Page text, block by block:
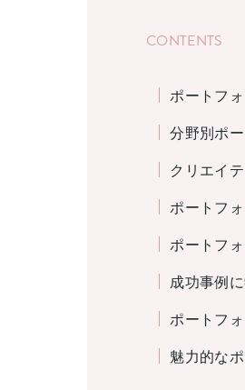
CONTENTS
ポートフ
分野別ポ
クリエイ
ポートフ
ポートフ
成功事例
ポートフ
魅力的な